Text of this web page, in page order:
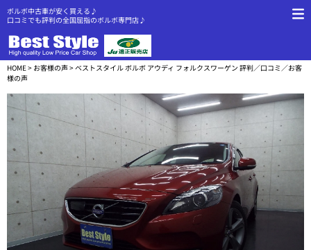
ボルボ中古車が安く買える♪
口コミでも評判の全国屈指のボルボ専門店♪
HOME> お客様の声> ベストスタイル ボルボ アウディ フォルクスワーゲン 評判／口コミ／お客
様の声